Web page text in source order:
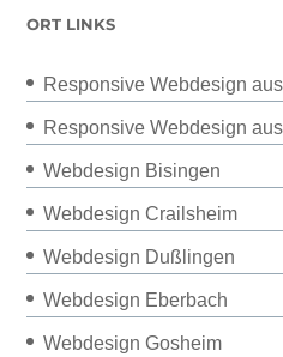
ORT LINKS
Responsive Webdesign
Responsive Webdesign
Webdesign Bisingen
Webdesign Crailsheim
Webdesign Dußlingen
Webdesign Eberbach
Webdesign Gosheim